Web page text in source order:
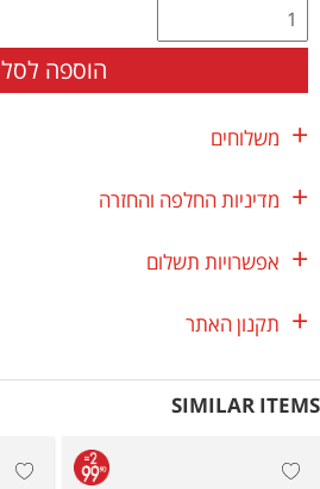
הוספה לסל
משלוחים
מדיניות החלפה והחזרה
אפשרויות תשלום
תקנון האתר
SIMILAR ITEMS